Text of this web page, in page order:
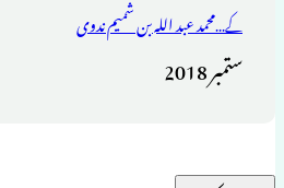
کے...محمد عبد اللہ بن شمیم ندوی
ستمبر 2018